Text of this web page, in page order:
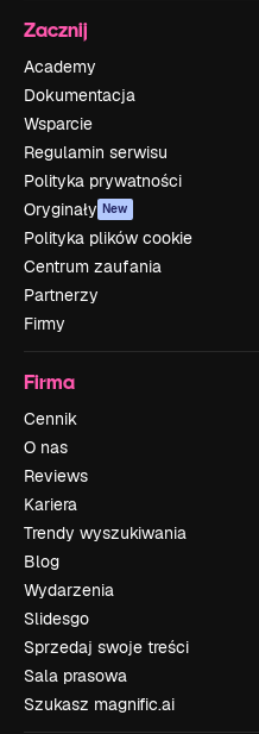
Zacznij
Academy
Dokumentacja
Wsparcie
Regulamin serwisu
Polityka prywatności
Oryginały New
Polityka plików cookie
Centrum zaufania
Partnerzy
Firmy
Firma
Cennik
O nas
Reviews
Kariera
Trendy wyszukiwania
Blog
Wydarzenia
Slidesgo
Sprzedaj swoje treści
Sala prasowa
Szukasz magnific.ai